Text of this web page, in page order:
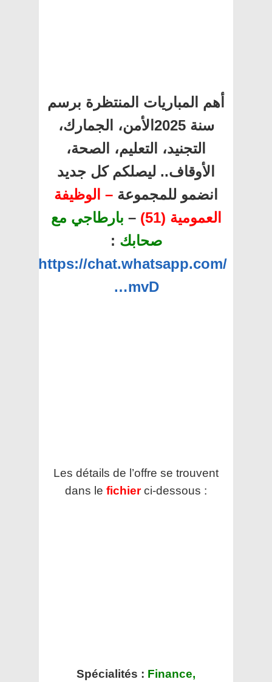
أهم المباريات المنتظرة برسم
سنة 2025الأمن، الجمارك،
التجنيد، التعليم، الصحة،
الأوقاف.. ليصلكم كل جديد
انضمو للمجموعة – الوظيفة
العمومية (51)
– بارطاجي مع
صحابك :
https://chat.whatsapp.com/
…mvD
Les détails de l’offre se trouvent
dans le fichier ci-dessous :
Spécialités : Finance,